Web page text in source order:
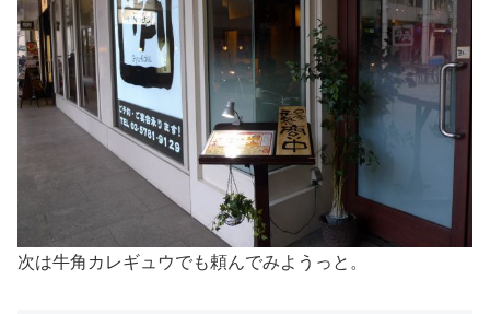
次は牛角カレギュウでも頼んでみようっと。